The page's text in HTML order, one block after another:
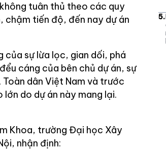
tuân thủ theo các quy
chậm tiến độ, đến nay dự án
sự lừa lọc, gian dối, phá
cáng của bên chủ dự án, sự
dân Việt Nam và trước
do dự án này mang lại.
Khoa, trường Đại học Xây
nhận định:
5.